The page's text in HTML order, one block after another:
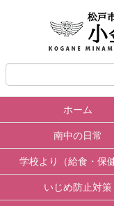
ホーム
南中の日常
学校より（給食・保
いじめ防止対策